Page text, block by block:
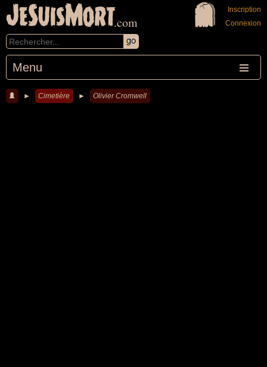
JeSuisMort.com
Menu
Inscription
Connexion
► Cimetière ► Olivier Cromwell